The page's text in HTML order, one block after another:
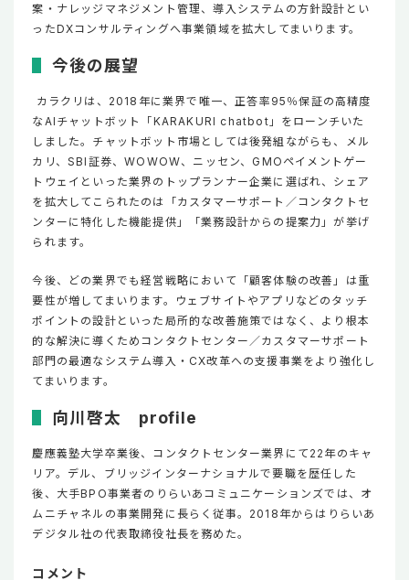
案・ナレッジマネジメント管理、導入システムの方針設計とい
ったDXコンサルティングへ事業領域を拡大してまいります。
今後の展望
カラクリは、2018年に業界で唯一、正答率95％保証の高精度
なAIチャットボット「KARAKURI chatbot」をローンチいた
しました。チャットボット市場としては後発組ながらも、メル
カリ、SBI証券、WOWOW、ニッセン、GMOペイメントゲー
トウェイといった業界のトップランナー企業に選ばれ、シェア
を拡大してこられたのは「カスタマーサポート／コンタクトセ
ンターに特化した機能提供」「業務設計からの提案力」が挙げ
られます。
今後、どの業界でも経営戦略において「顧客体験の改善」は重
要性が増してまいります。ウェブサイトやアプリなどのタッチ
ポイントの設計といった局所的な改善施策ではなく、より根本
的な解決に導くためコンタクトセンター／カスタマーサポート
部門の最適なシステム導入・CX改革への支援事業をより強化し
てまいります。
向川啓太 profile
慶應義塾大学卒業後、コンタクトセンター業界にて22年のキャ
リア。デル、ブリッジインターナショナルで要職を歴任した
後、大手BPO事業者のりらいあコミュニケーションズでは、オ
ムニチャネルの事業開発に長らく従事。2018年からはりらいあ
デジタル社の代表取締役社長を務めた。
コメント